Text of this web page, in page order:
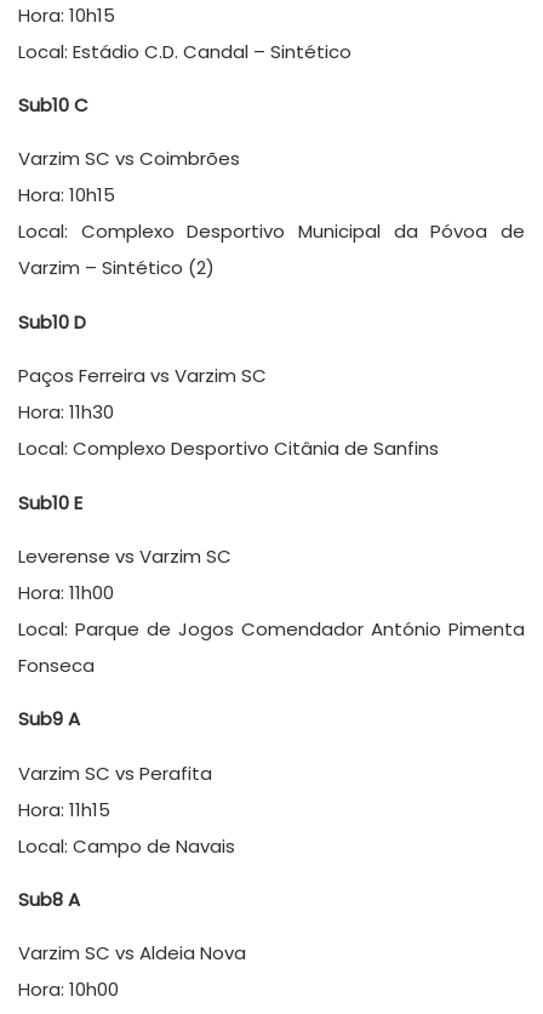
Hora: 10h15
Local: Estádio C.D. Candal – Sintético
Sub10 C
Varzim SC vs Coimbrões
Hora: 10h15
Local: Complexo Desportivo Municipal da Póvoa de
Varzim – Sintético (2)
Sub10 D
Paços Ferreira vs Varzim SC
Hora: 11h30
Local: Complexo Desportivo Citânia de Sanfins
Sub10 E
Leverense vs Varzim SC
Hora: 11h00
Local: Parque de Jogos Comendador António Pimenta
Fonseca
Sub9 A
Varzim SC vs Perafita
Hora: 11h15
Local: Campo de Navais
Sub8 A
Varzim SC vs Aldeia Nova
Hora: 10h00